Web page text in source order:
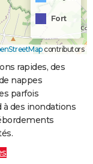
Fort
contributors
rapides, des
nappes
parfois
des inondations